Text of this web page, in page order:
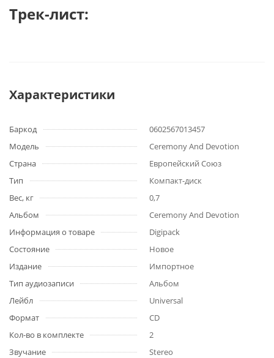
Трек-лист:
Характеристики
Баркод
0602567013457
Модель
Ceremony And Devotion
Страна
Европейский Союз
Тип
Компакт-диск
Вес, кг
0,7
Альбом
Ceremony And Devotion
Информация о товаре
Digipack
Состояние
Новое
Издание
Импортное
Тип аудиозаписи
Альбом
Лейбл
Universal
Формат
CD
Кол-во в комплекте
2
Звучание
Stereo